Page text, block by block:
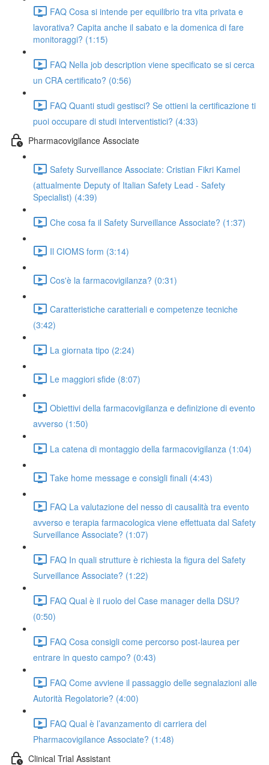
FAQ Cosa si intende per equilibrio tra vita privata e
lavorativa? Capita anche il sabato e la domenica di fare
monitoraggi? (1:15)
FAQ Nella job description viene specificato se si cerca
un CRA certificato? (0:56)
FAQ Quanti studi gestisci? Se ottieni la certificazione ti
puoi occupare di studi interventistici? (4:33)
Pharmacovigilance Associate
Safety Surveillance Associate: Cristian Fikri Kamel
(attualmente Deputy of Italian Safety Lead - Safety
Specialist) (4:39)
Che cosa fa il Safety Surveillance Associate? (1:37)
Il CIOMS form (3:14)
Cos'è la farmacovigilanza? (0:31)
Caratteristiche caratteriali e competenze tecniche
(3:42)
La giornata tipo (2:24)
Le maggiori sfide (8:07)
Obiettivi della farmacovigilanza e definizione di evento
avverso (1:50)
La catena di montaggio della farmacovigilanza (1:04)
Take home message e consigli finali (4:43)
FAQ La valutazione del nesso di causalità tra evento
avverso e terapia farmacologica viene effettuata dal Safety
Surveillance Associate? (1:07)
FAQ In quali strutture è richiesta la figura del Safety
Surveillance Associate? (1:22)
FAQ Qual è il ruolo del Case manager della DSU?
(0:50)
FAQ Cosa consigli come percorso post-laurea per
entrare in questo campo? (0:43)
FAQ Come avviene il passaggio delle segnalazioni alle
Autorità Regolatorie? (4:00)
FAQ Qual è l’avanzamento di carriera del
Pharmacovigilance Associate? (1:48)
Clinical Trial Assistant